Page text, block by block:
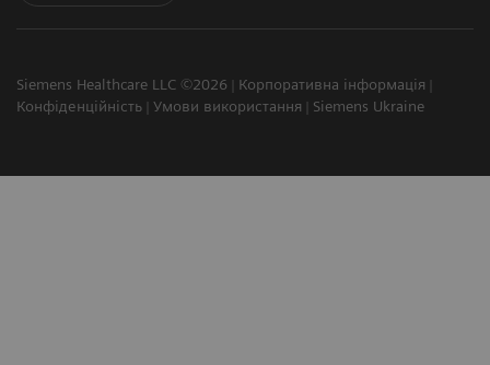
Siemens Healthcare LLC ©2026
Корпоративна інформація
Конфіденційність
Умови використання Siemens Ukraine